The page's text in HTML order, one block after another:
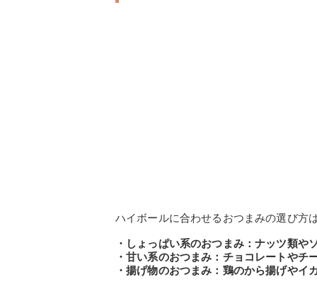
ハイボールに合わせるおつまみの選び方
・しょっぱい系のおつまみ：ナッツ類
・甘い系のおつまみ：チョコレートや
・揚げ物のおつまみ：鶏のから揚げや